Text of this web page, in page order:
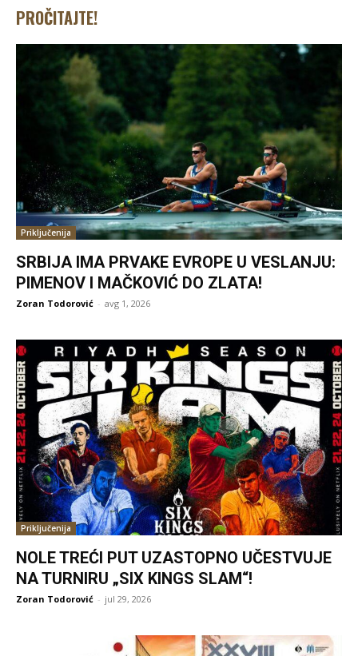
PROČITAJTE!
Priključenija
SRBIJA IMA PRVAKE EVROPE U VESLANJU:
PIMENOV I MAČKOVIĆ DO ZLATA!
Zoran Todorović - avg 1, 2026
Priključenija
NOLE TREĆI PUT UZASTOPNO UČESTVUJE
NA TURNIRU „SIX KINGS SLAM“!
Zoran Todorović - jul 29, 2026